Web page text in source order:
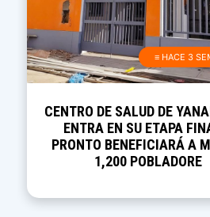
≡ HACE 3
CENTRO DE SALUD DE
ENTRA EN SU ETAPA
PRONTO BENEFICIARÁ A
1,200 POBLADORE